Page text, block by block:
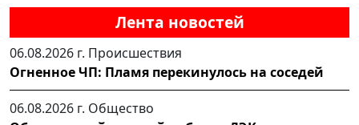
Лента новостей
06.08.2026 г. Происшествия
Огненное ЧП: Пламя перекинулось на соседей
06.08.2026 г. Общество